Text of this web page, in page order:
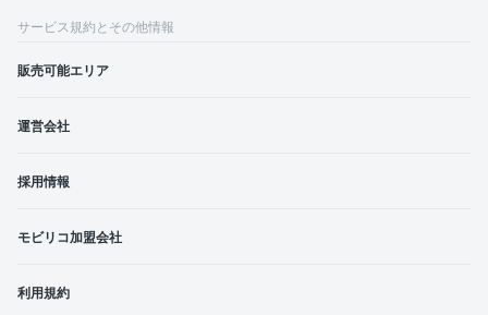
サービス規約とその他情報
販売可能エリア
運営会社
採用情報
モビリコ加盟会社
利用規約